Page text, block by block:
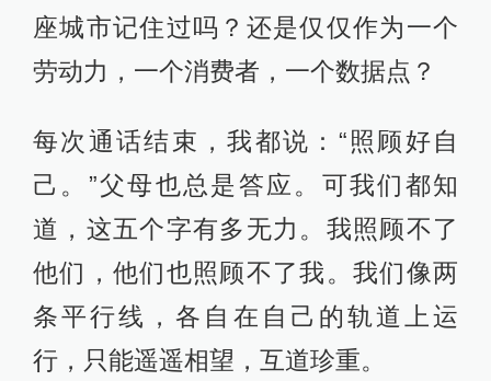
座城市记住过吗？还是仅仅作为一个
劳动力，一个消费者，一个数据点？
每次通话结束，我都说：“照顾好自
己。”父母也总是答应。可我们都知
道，这五个字有多无力。我照顾不了
他们，他们也照顾不了我。我们像两
条平行线，各自在自己的轨道上运
行，只能遥遥相望，互道珍重。